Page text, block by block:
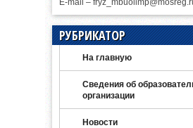
РУБРИКАТОР
На главную
Сведения об
организации
Новости